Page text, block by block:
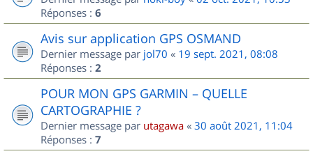
Réponses : 6
Avis sur application GPS OSMAND
Dernier message par jol70 « 19 sept. 2021, 08:08
Réponses : 2
POUR MON GPS GARMIN – QUELLE
CARTOGRAPHIE ?
Dernier message par utagawa « 30 août 2021, 11:04
Réponses : 7